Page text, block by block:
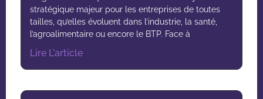
stratégique majeur pour les entreprises de toutes
tailles, qu’elles évoluent dans l’industrie, la santé,
l’agroalimentaire ou encore le BTP. Face à
Lire L'article